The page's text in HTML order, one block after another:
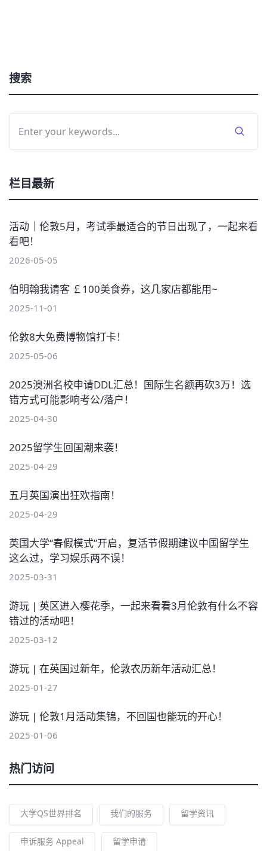
搜索
栏目最新
活动｜伦敦5月，考试季最适合的节日出现了，一起来看
看吧！
2026-05-05
伯明翰我请客 ￡100美食券，这几家店都能用~
2025-11-01
伦敦8大免费博物馆打卡！
2025-05-06
2025澳洲名校申请DDL汇总！国际生名额再砍3万！选
错方式可能影响考公/落户！
2025-04-30
2025留学生回国潮来袭！
2025-04-29
五月英国演出狂欢指南！
2025-04-29
英国大学“春假模式”开启，复活节假期建议中国留学生
这么过，学习娱乐两不误！
2025-03-31
游玩 | 英区进入樱花季，一起来看看3月伦敦有什么不容
错过的活动吧！
2025-03-12
游玩 | 在英国过新年，伦敦农历新年活动汇总！
2025-01-27
游玩 | 伦敦1月活动集锦，不回国也能玩的开心！
2025-01-06
热门访问
大学QS世界排名 我们的服务 留学资讯
申诉服务 Appeal 留学申请